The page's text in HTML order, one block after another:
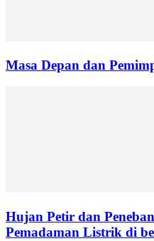
Masa Depan dan
Hujan Petir dan
Pemadaman Listrik di